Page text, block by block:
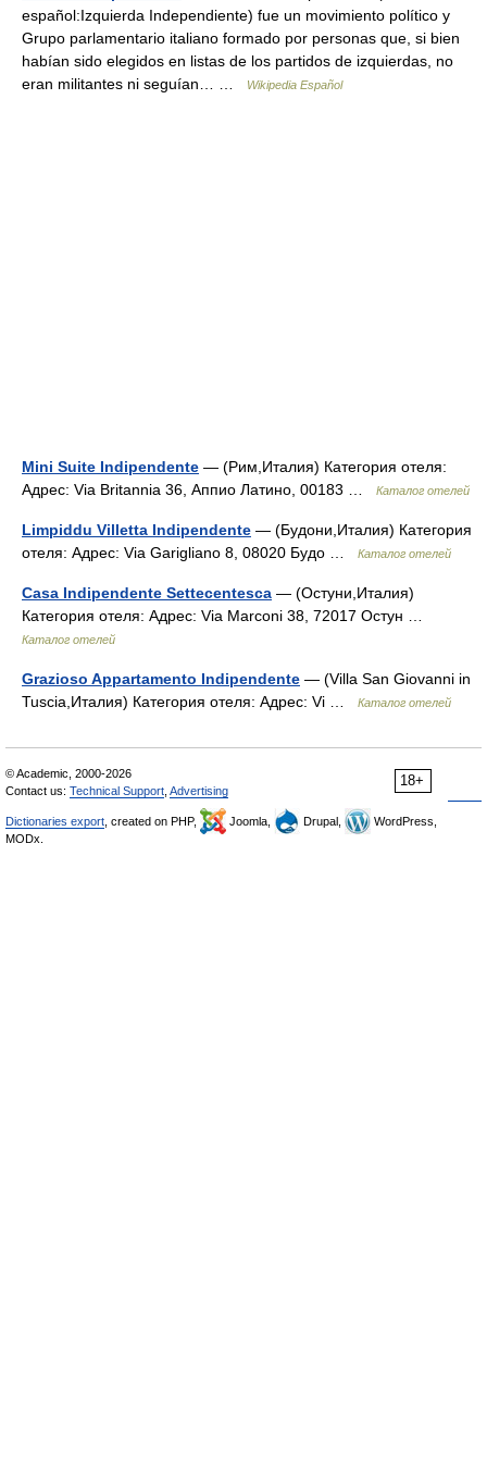
español:Izquierda Independiente) fue un movimiento político y
Grupo parlamentario italiano formado por personas que, si bien
habían sido elegidos en listas de los partidos de izquierdas, no
eran militantes ni seguían… …
Wikipedia Español
Mini Suite Indipendente — (Рим,Италия) Категория отеля:
Адрес: Via Britannia 36, Аппио Латино, 00183 …
Каталог отелей
Limpiddu Villetta Indipendente — (Будони,Италия) Категория
отеля: Адрес: Via Garigliano 8, 08020 Будо …
Каталог отелей
Casa Indipendente Settecentesca — (Остуни,Италия)
Категория отеля: Адрес: Via Marconi 38, 72017 Остун …
Каталог отелей
Grazioso Appartamento Indipendente — (Villa San Giovanni in
Tuscia,Италия) Категория отеля: Адрес: Vi …
Каталог отелей
18+
© Academic, 2000-2026
Contact us: Technical Support Advertising
Dictionaries export , created on PHP, Joomla, Drupal,
WordPress,
MODx.